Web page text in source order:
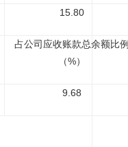
15.80
占公司应收账款总余额比例
（%）
9.68